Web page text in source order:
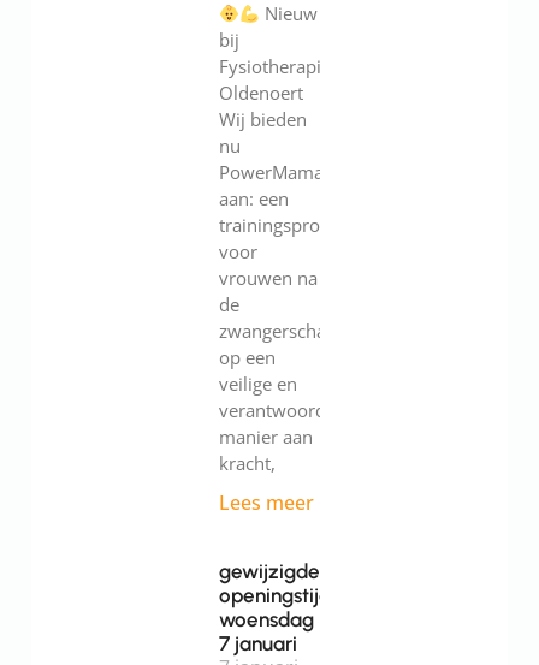
Nieuw
bij
Fysiotherapie
Oldenoert
Wij bieden
nu
PowerMama
aan: een
trainingsprogramma
voor
vrouwen na
de
zwangerschap.Werk
op een
veilige en
verantwoorde
manier aan
kracht,
Lees meer
gewijzigde
openingstijden
woensdag
7 januari